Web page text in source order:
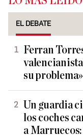
EL DEBATE
Ferran
valencianista
su problema»
Un guardia
los coches
a Marruecos: